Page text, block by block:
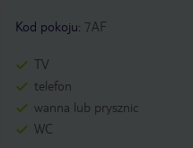
Kod pokoju: 7AF
TV
telefon
wanna lub prysznic
WC